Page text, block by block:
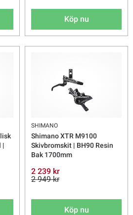
Köp nu
|
SHIMANO
Shimano XTR M9100
Skivbromskit | BH90 Resin
Bak 1700mm
2 239 kr
2 949 kr
Köp nu